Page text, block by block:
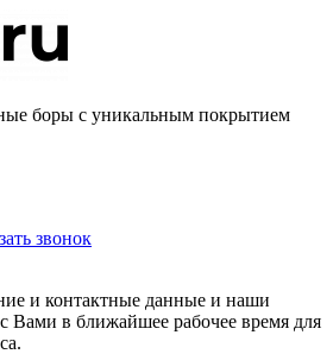
боры с уникальным покрытием
звонок
и контактные данные и наши
Вами в ближайшее рабочее время для